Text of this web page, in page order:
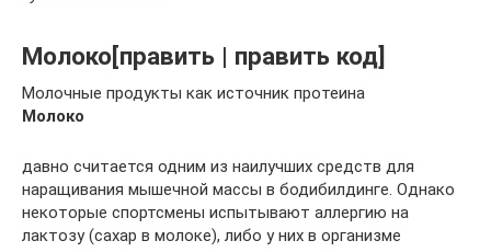
Молоко[править | править код]
Молочные продукты как источник протеина
Молоко
давно считается одним из наилучших средств для
наращивания мышечной массы в бодибилдинге. Однако
некоторые спортсмены испытывают аллергию на
лактозу (сахар в молоке), либо у них в организме